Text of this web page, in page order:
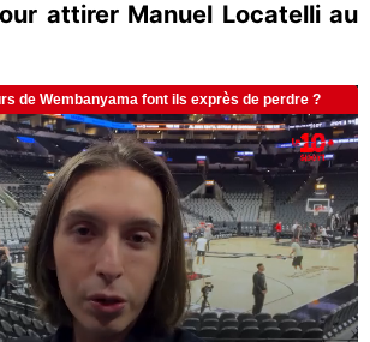
attirer Manuel Locatelli au